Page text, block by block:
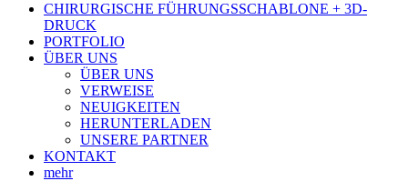
CHIRURGISCHE FÜHRUNGSSCHABLONE + 3D-
DRUCK
PORTFOLIO
ÜBER UNS
ÜBER UNS
VERWEISE
NEUIGKEITEN
HERUNTERLADEN
UNSERE PARTNER
KONTAKT
mehr